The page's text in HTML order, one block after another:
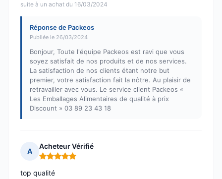
suite à un achat du 16/03/2024
Réponse de Packeos
Publiée le 26/03/2024
Bonjour, Toute l'équipe Packeos est ravi que vous
soyez satisfait de nos produits et de nos services.
La satisfaction de nos clients étant notre but
premier, votre satisfaction fait la nôtre. Au plaisir de
retravailler avec vous. Le service client Packeos «
Les Emballages Alimentaires de qualité à prix
Discount » 03 89 23 43 18
A
Acheteur Vérifié
Note : 5 sur 5
top qualité